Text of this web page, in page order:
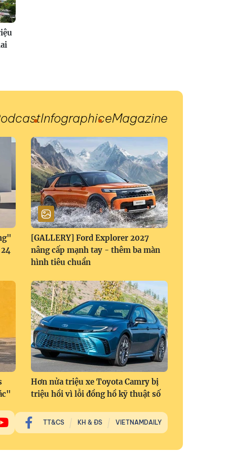
InfographiceMagazine
[GALLERY] Ford Explorer 2027
nâng cấp mạnh tay - thêm ba màn
hình tiêu chuẩn
Hơn nửa triệu xe Toyota Camry bị
triệu hồi vì lỗi đồng hồ kỹ thuật số
TT&CS KH & ĐS VIETNAMDAILY